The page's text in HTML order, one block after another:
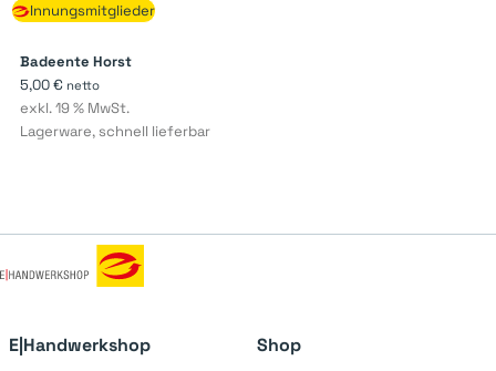
Innungsmitglieder
Badeente Horst
5,00€ netto
exkl. 19 % MwSt.
Lagerware, schnell lieferbar
E|Handwerkshop
Shop